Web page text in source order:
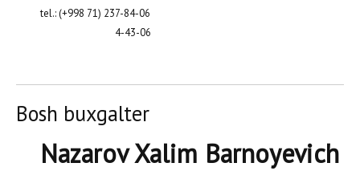
tel.: (+998 71) 237-84-06
4-43-06
Bosh buxgalter
Nazarov Xalim Barnoyevich